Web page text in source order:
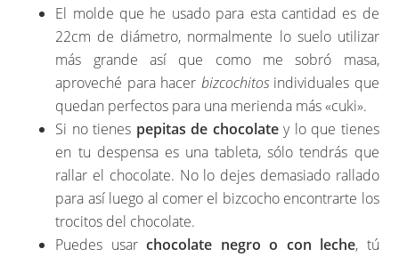
El molde que he usado para esta cantidad es de
22cm de diámetro, normalmente lo suelo utilizar
más grande así que como me sobró masa,
aproveché para hacer bizcochitosindividuales que
quedan perfectos para una merienda más «cuki».
Si no tienes pepitas de chocolatey lo que tienes
en tu despensa es una tableta, sólo tendrás que
rallar el chocolate. No lo dejes demasiado rallado
para así luego al comer el bizcocho encontrarte los
trocitos del chocolate.
Puedes usarchocolate negro o con leche, tú